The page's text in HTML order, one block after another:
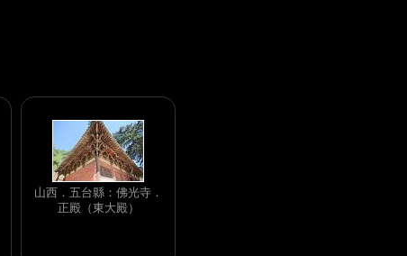
山西．五台縣：佛光寺．
正殿（東大殿）